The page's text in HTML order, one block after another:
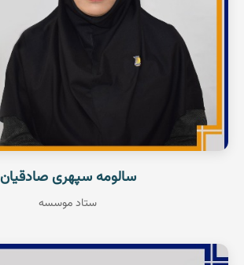
سالومه سپهری صادقیان
ستاد موسسه